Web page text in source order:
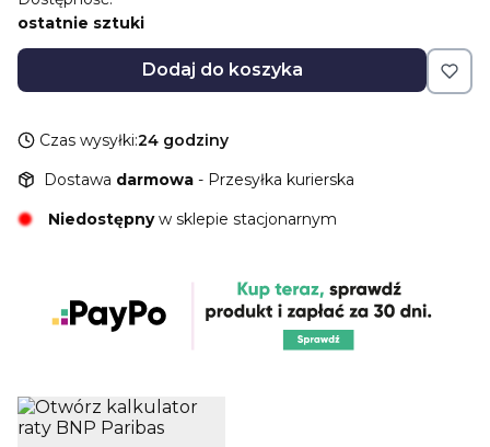
ostatnie sztuki
Dodaj do koszyka
Czas wysyłki:24 godziny
Dostawa darmowa - Przesyłka kurierska
Niedostępnyw sklepie stacjonarnym